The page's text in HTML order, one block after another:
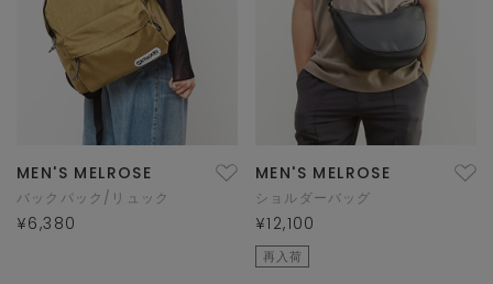
MEN'S MELROSE
バックパック/リュック
¥6,380
MEN'S MELROSE
ショルダーバッグ
¥12,100
再入荷